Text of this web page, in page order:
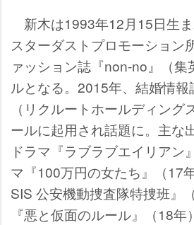
新木は1993年12月15日生ま
スターダストプロモーション
ァッション誌『non-no』（集
ルとなる。2015年、結婚情報
（リクルートホールディン
ールに起用され話題に。主な
ドラマ『ラブラブエイリアン
マ『100万円の女たち』（17
SIS 公安機動捜査隊特捜班』
『悪と仮面のルール』（18